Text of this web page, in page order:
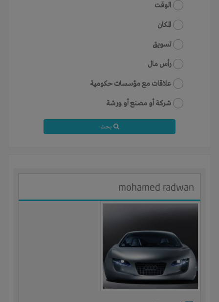
الوقت
المكان
تسويق
رأس مال
علاقات مع مؤسسات حكومية
شركة أو مصنع أو ورشة
mohamed radwan